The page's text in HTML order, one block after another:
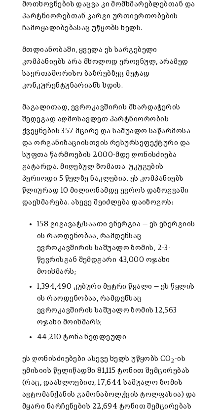
მოთხოვნების დაცვა კი მომხმარებლებთან და
პარტნიორებთან კარგი ურთიერთობების
ჩამოყალიბებასაც უწყობს ხელს.
მთლიანობაში, ყველა ეს სარგებელი
კომპანიებს არა მხოლოდ ეროვნულ, არამედ
საერთაშორისო ბაზრებზეც მეტად
კონკურენტუნარიანს ხდის.
მაგალითად, ევროკავშირის მხარდაჭერის
შედეგად აღმოსავლეთ პარტნიორობის
ქვეყნების 357 მცირე და საშუალო საწარმოსა
და ორგანიზაციისთვის რესურსეფექტური და
სუფთა წარმოების 2000-მდე ღონისძიება
გატარდა. მიღებულ ზომათა უკუგების
პერიოდი 5 წელზე ნაკლებია. ეს კომპანიებს
წლიურად 10 მილიონამდე ევროს დაზოგვაში
დაეხმარება. ასევე შეიძლება დაიზოგოს:
158 გიგავატ/საათი ენერგია — ეს ენერგიის
ის რაოდენობაა, რამდენსაც
ევროკავშირის საშუალო ზომის, 2-3-
წევრისგან შემდგარი 43,000 ოჯახი
მოიხმარს;
1,394,490 კუბური მეტრი წყალი — ეს წყლის
ის რაოდენობაა, რამდენსაც
ევროკავშირის საშუალო ზომის 12,563
ოჯახი მოიხმარს;
44,210 ტონა ნედლეული
ეს ღონისძიებები ასევე ხელს უწყობს CO2 -ის
ემისიის წელიწადში 81,115 ტონით შემცირებას
(რაც, დაახლოებით, 17,644 საშუალო ზომის
ავტომანქანის გამონაბოლქვის ტოლფასია) და
მყარი ნარჩენების 22,694 ტონით შემცირებას